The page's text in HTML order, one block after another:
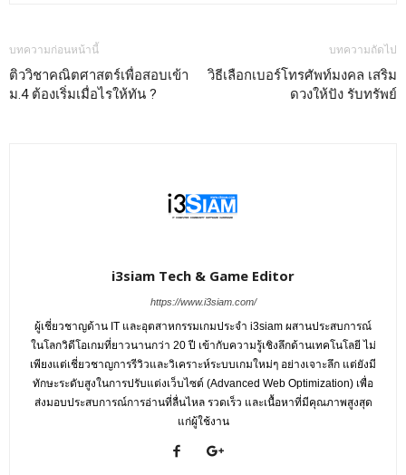
บทความก่อนหน้านี้
ติววิชาคณิตศาสตร์เพื่อสอบเข้า
ม.4 ต้องเริ่มเมื่อไรให้ทัน ?
บทความถัดไป
วิธีเลือกเบอร์โทรศัพท์มงคล เสริม
ดวงให้ปัง รับทรัพย์
i3siam Tech & Game Editor
https://www.i3siam.com/
ผู้เชี่ยวชาญด้าน IT และอุตสาหกรรมเกมประจำ i3siam ผสานประสบการณ์
ในโลกวิดีโอเกมที่ยาวนานกว่า 20 ปี เข้ากับความรู้เชิงลึกด้านเทคโนโลยี ไม่
เพียงแต่เชี่ยวชาญการรีวิวและวิเคราะห์ระบบเกมใหม่ๆ อย่างเจาะลึก แต่ยังมี
ทักษะระดับสูงในการปรับแต่งเว็บไซต์ (Advanced Web Optimization) เพื่อ
ส่งมอบประสบการณ์การอ่านที่ลื่นไหล รวดเร็ว และเนื้อหาที่มีคุณภาพสูงสุด
แก่ผู้ใช้งาน